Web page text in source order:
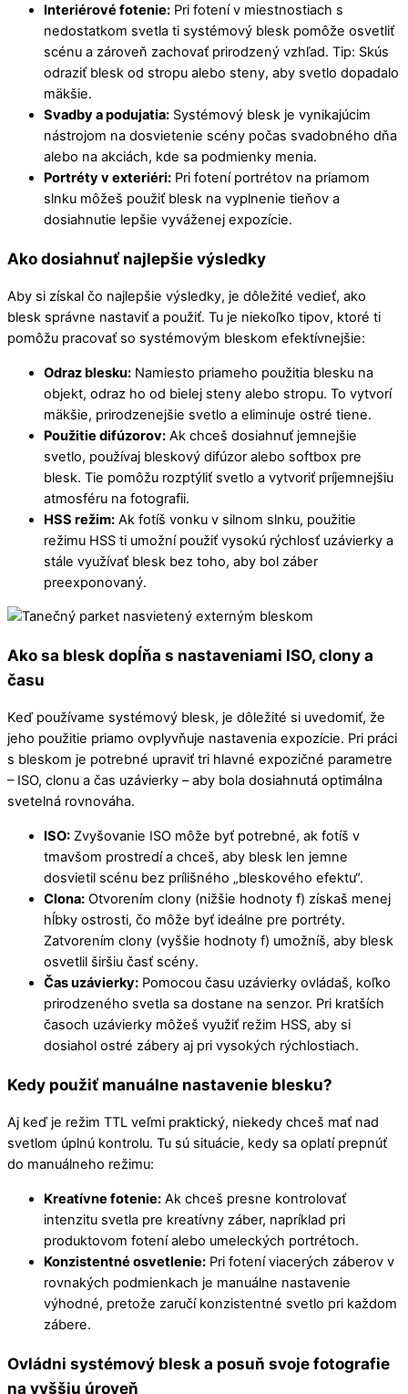
Interiérové fotenie: Pri fotení v miestnostiach s
nedostatkom svetla ti systémový blesk pomôže osvetliť
scénu a zároveň zachovať prirodzený vzhľad. Tip: Skús
odraziť blesk od stropu alebo steny, aby svetlo dopadalo
mäkšie.
Svadby a podujatia: Systémový blesk je vynikajúcim
nástrojom na dosvietenie scény počas svadobného dňa
alebo na akciách, kde sa podmienky menia.
Portréty v exteriéri: Pri fotení portrétov na priamom
slnku môžeš použiť blesk na vyplnenie tieňov a
dosiahnutie lepšie vyváženej expozície.
Ako dosiahnuť najlepšie výsledky
Aby si získal čo najlepšie výsledky, je dôležité vedieť, ako
blesk správne nastaviť a použiť. Tu je niekoľko tipov, ktoré ti
pomôžu pracovať so systémovým bleskom efektívnejšie:
Odraz blesku: Namiesto priameho použitia blesku na
objekt, odraz ho od bielej steny alebo stropu. To vytvorí
mäkšie, prirodzenejšie svetlo a eliminuje ostré tiene.
Použitie difúzorov: Ak chceš dosiahnuť jemnejšie
svetlo, používaj bleskový difúzor alebo softbox pre
blesk. Tie pomôžu rozptýliť svetlo a vytvoriť príjemnejšiu
atmosféru na fotografii.
HSS režim: Ak fotíš vonku v silnom slnku, použitie
režimu HSS ti umožní použiť vysokú rýchlosť uzávierky a
stále využívať blesk bez toho, aby bol záber
preexponovaný.
Ako sa blesk dopĺňa s nastaveniami ISO, clony a
času
Keď používame systémový blesk, je dôležité si uvedomiť, že
jeho použitie priamo ovplyvňuje nastavenia expozície. Pri práci
s bleskom je potrebné upraviť tri hlavné expozičné parametre
– ISO, clonu a čas uzávierky – aby bola dosiahnutá optimálna
svetelná rovnováha.
ISO: Zvyšovanie ISO môže byť potrebné, ak fotíš v
tmavšom prostredí a chceš, aby blesk len jemne
dosvietil scénu bez prílišného „bleskového efektu“.
Clona: Otvorením clony (nižšie hodnoty f) získaš menej
hĺbky ostrosti, čo môže byť ideálne pre portréty.
Zatvorením clony (vyššie hodnoty f) umožníš, aby blesk
osvetlil širšiu časť scény.
Čas uzávierky: Pomocou času uzávierky ovládaš, koľko
prirodzeného svetla sa dostane na senzor. Pri kratších
časoch uzávierky môžeš využiť režim HSS, aby si
dosiahol ostré zábery aj pri vysokých rýchlostiach.
Kedy použiť manuálne nastavenie blesku?
Aj keď je režim TTL veľmi praktický, niekedy chceš mať nad
svetlom úplnú kontrolu. Tu sú situácie, kedy sa oplatí prepnúť
do manuálneho režimu:
Kreatívne fotenie: Ak chceš presne kontrolovať
intenzitu svetla pre kreatívny záber, napríklad pri
produktovom fotení alebo umeleckých portrétoch.
Konzistentné osvetlenie: Pri fotení viacerých záberov v
rovnakých podmienkach je manuálne nastavenie
výhodné, pretože zaručí konzistentné svetlo pri každom
zábere.
Ovládni systémový blesk a posuň svoje fotografie
na vyššiu úroveň